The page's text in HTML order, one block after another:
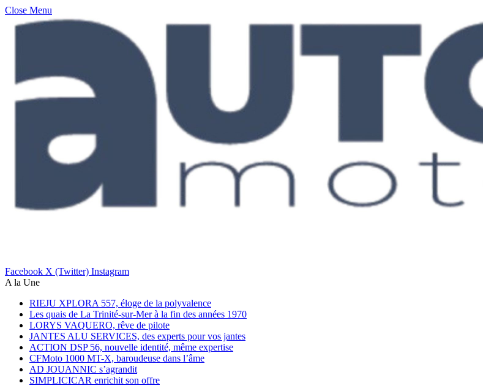
Close Menu
Facebook X (Twitter) Instagram
A la Une
RIEJU XPLORA 557, éloge de la polyvalence
Les quais de La Trinité-sur-Mer à la fin des années 1970
LORYS VAQUERO, rêve de pilote
JANTES ALU SERVICES, des experts pour vos jantes
ACTION DSP 56, nouvelle identité, même expertise
CFMoto 1000 MT-X, baroudeuse dans l’âme
AD JOUANNIC s’agrandit
SIMPLICICAR enrichit son offre